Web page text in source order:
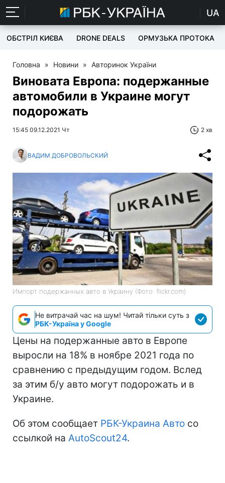
UA
ОБСТРІЛ КИЄВА DRONE DEALS ОРМУЗЬКА ПРОТОКА
Головна » Новини » Авторинок України
Виновата Европа: подержанные
автомобили в Украине могут
подорожать
15:45 09.12.2021 Чт 2 хв
ВАДИМ ДОБРОВОЛЬСКИЙ
Импорт подержанных авто в Украину (Фото: flickr.com)
Не витрачай час на шум! Читай тільки суть з
РБК-Україна у Google
Цены на подержанные авто в Европе
выросли на 18% в ноябре 2021 года по
сравнению с предыдущим годом. Вслед
за этим б/у авто могут подорожать и в
Украине.
Об этом сообщает РБК-Украина Авто со
ссылкой на AutoScout24.